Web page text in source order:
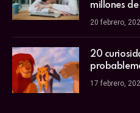
millones
20 febrero,
20
17 febrero,